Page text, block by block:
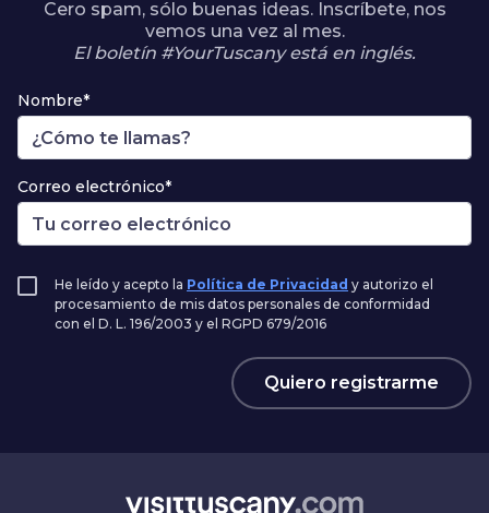
Cero spam, sólo buenas ideas. Inscríbete, nos
vemos una vez al mes.
El boletín #YourTuscany está en inglés.
Nombre*
Correo electrónico*
He leído y acepto la Política de Privacidad y autorizo el
procesamiento de mis datos personales de conformidad
con el D. L. 196/2003 y el RGPD 679/2016
Quiero registrarme